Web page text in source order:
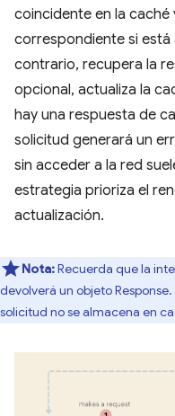
coincidente en la caché
correspondiente si está
contrario, recupera la
opcional, actualiza la
hay una respuesta de
solicitud generará un
sin acceder a la red
estrategia prioriza el
actualización.
Nota:Recuerda que la
devolverá un objeto
solicitud no se almacena en